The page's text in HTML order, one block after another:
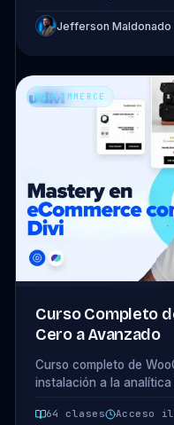
Jefferson Maldonado
WOOCOMMERCE
Curso Completo
Cero a Avanzado
Curso completo de
instalación a la
snippets y Metorik. 14
64 clases Acceso